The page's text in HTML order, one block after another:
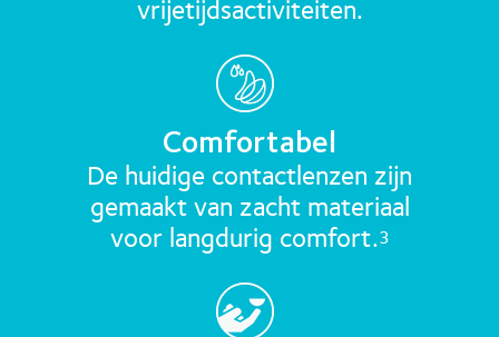
Comfortabel
De huidige contactlenzen zijn
gemaakt van zacht materiaal
voor langdurig comfort.3